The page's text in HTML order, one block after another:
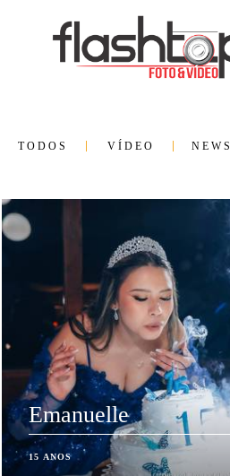
TODOS VÍDEO NEWS
Emanuelle
15 ANOS